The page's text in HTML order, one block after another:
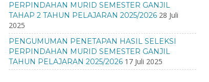
PERPINDAHAN MURID SEMESTER GANJIL
TAHAP 2 TAHUN PELAJARAN 2025/2026 28 Juli
2025
PENGUMUMAN PENETAPAN HASIL SELEKSI
PERPINDAHAN MURID SEMESTER GANJIL
TAHUN PELAJARAN 2025/2026 17 Juli 2025